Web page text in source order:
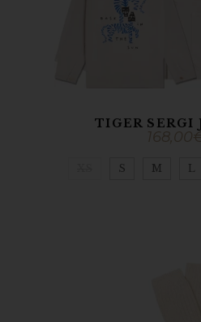
TIGER SERGI
168,00€
S M L